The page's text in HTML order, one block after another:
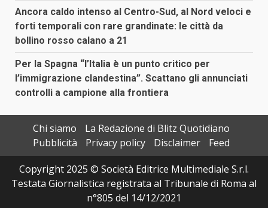
Ancora caldo intenso al Centro-Sud, al Nord veloci e
forti temporali con rare grandinate: le città da
bollino rosso calano a 21
Per la Spagna “l’Italia è un punto critico per
l’immigrazione clandestina”. Scattano gli annunciati
controlli a campione alla frontiera
Chi siamo
La Redazione di Blitz Quotidiano
Pubblicità
Privacy policy Disclaimer
Feed
Copyright 2025 © Società Editrice Multimediale S.r.l.
Testata Giornalistica registrata al Tribunale di Roma al
n°805 del 14/12/2021